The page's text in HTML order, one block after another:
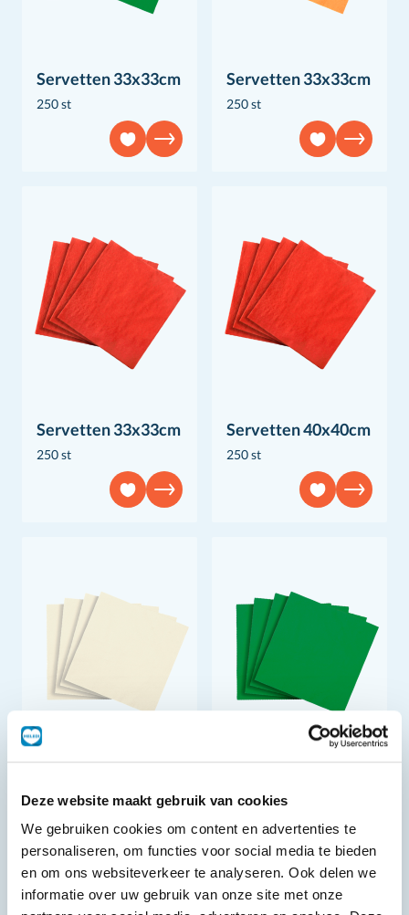
Deze website maakt gebruik van cookies
We gebruiken cookies om content en advertenties te
personaliseren, om functies voor social media te bieden
en om ons websiteverkeer te analyseren. Ook delen we
informatie over uw gebruik van onze site met onze
Servetten 33x33cm
250 st
Servetten 33x33cm
250 st
Servetten 33x33cm
250 st
Servetten 40x40cm
250 st
250 st 250 st